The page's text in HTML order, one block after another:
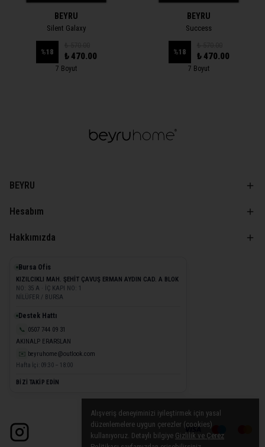
Alışveriş deneyiminizi iyileştirmek için yasal
düzenlemelere uygun çerezler (cookies)
kullanıyoruz. Detaylı bilgiye Gizlilik ve Çerez
BEYRU
Silent Galaxy
%18 ₺ 470.00
7 Boyut
BEYRU
Success
%18 ₺ 470.00
7 Boyut
BEYRU
Hesabım
Hakkımızda
Bursa Ofis
KIZILCIKLI MAH. ŞEHİT ÇAVUŞ ERMAN AYDIN CAD. A BLOK
NO: 35 A · İÇ KAPI NO: 1
NİLÜFER / BURSA
Destek Hattı
📞 0507 744 09 31
AKINALP ERARSLAN
✉️ beyruhome@outlook.com
Hafta İçi: 09:30 – 18:00
BİZİ TAKİP EDİN